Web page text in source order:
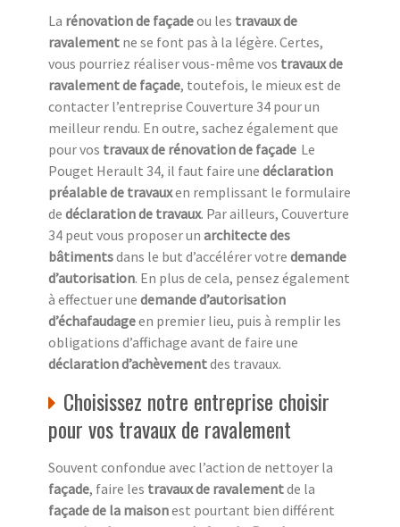
La rénovation de façadeou les travaux de
ravalement ne se font pas à la légère. Certes,
vous pourriez réaliser vous-même vos travaux de
ravalement de façade, toutefois, le mieux est de
contacter l’entreprise Couverture 34 pour un
meilleur rendu. En outre, sachez également que
pour vos travaux de rénovation de façade Le
Pouget Herault 34, il faut faire une déclaration
préalable de travauxen remplissant le formulaire
de déclaration de travaux. Par ailleurs, Couverture
34 peut vous proposer un architecte des
bâtimentsdans le but d’accélérer votre demande
d’autorisation. En plus de cela, pensez également
à effectuer une demande d’autorisation
d’échafaudageen premier lieu, puis à remplir les
obligations d’affichage avant de faire une
déclaration d’achèvementdes travaux.
Choisissez notre entreprise choisir
pour vos travaux de ravalement
Souvent confondue avec l’action de nettoyer la
façade, faire les travaux de ravalementde la
façade de la maisonest pourtant bien différent